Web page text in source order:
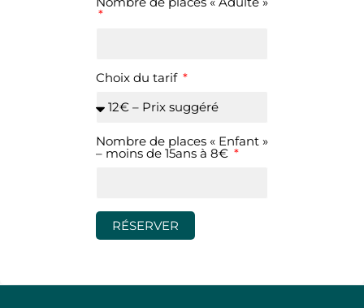
Choix du tarif
Nombre de places « Enfant »
– moins de 15ans à 8€
RÉSERVER